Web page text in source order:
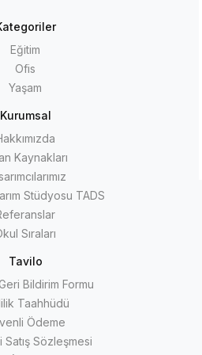
Eğitim
Ofis
Yaşam
Kurumsal
Kaynakları
Stüdyosu TADS
Sıraları
Tavilo
Bildirim Formu
Taahhüdü
Ödeme
Sözleşmesi